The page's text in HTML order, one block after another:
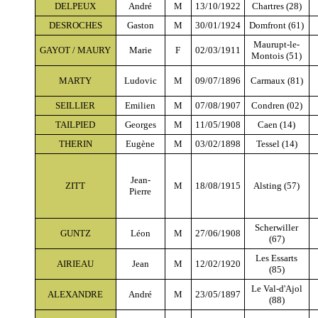
DELPEUX André M 13/10/1922
Chartres (28)
DESROCHES
Gaston M 30/01/1924 Domfront (61)
GAYOT / MAURY Marie F 02/03/1911
Maurupt-le-
Montois (51)
MARTY Ludovic M 09/07/1896 Carmaux (81)
SEILLIER Emilien M 07/08/1907
Condren (02)
TAILPIED
Georges M 11/05/1908
Caen (14)
THERIN
Eugène M 03/02/1898 Tessel (14)
ZITT
Jean-
Pierre
M 18/08/1915 Alsting (57)
GUNTZ Léon M 27/06/1908
Scherwiller
(67)
AIRIEAU Jean M 12/02/1920
Les Essarts
(85)
ALEXANDRE André M 23/05/1897
Le Val-d'Ajol
(88)